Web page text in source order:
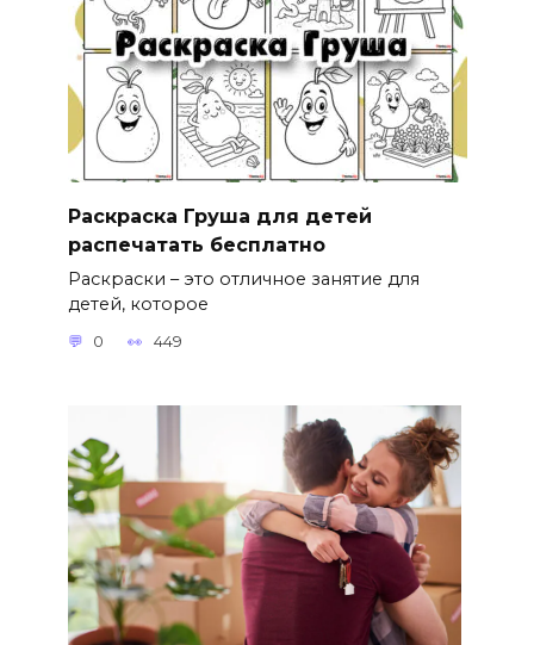
Раскраска Груша для детей
распечатать бесплатно
Раскраски – это отличное занятие для
детей, которое
0 449